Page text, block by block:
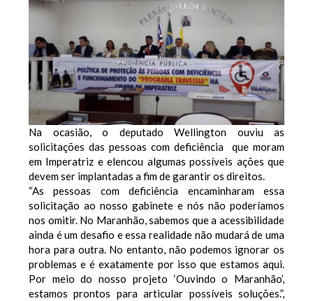
Na ocasião, o deputado Wellington ouviu as
solicitações das pessoas com deficiência que moram
em Imperatriz e elencou algumas possíveis ações que
devem ser implantadas a fim de garantir os direitos.
“As pessoas com deficiência encaminharam essa
solicitação ao nosso gabinete e nós não poderíamos
nos omitir. No Maranhão, sabemos que a acessibilidade
ainda é um desafio e essa realidade não mudará de uma
hora para outra. No entanto, não podemos ignorar os
problemas e é exatamente por isso que estamos aqui.
Por meio do nosso projeto ‘Ouvindo o Maranhão’,
estamos prontos para articular possíveis soluções.”,